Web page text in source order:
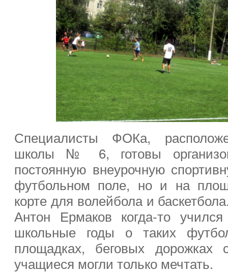
Специалисты ФОКа,
школы № 6, готовы
постоянную внеурочную
футбольном поле, но и на
корте для волейбола и
Антон Ермаков когда-то
школьные годы о таких
площадках, беговых
учащиеся могли только мечтать.